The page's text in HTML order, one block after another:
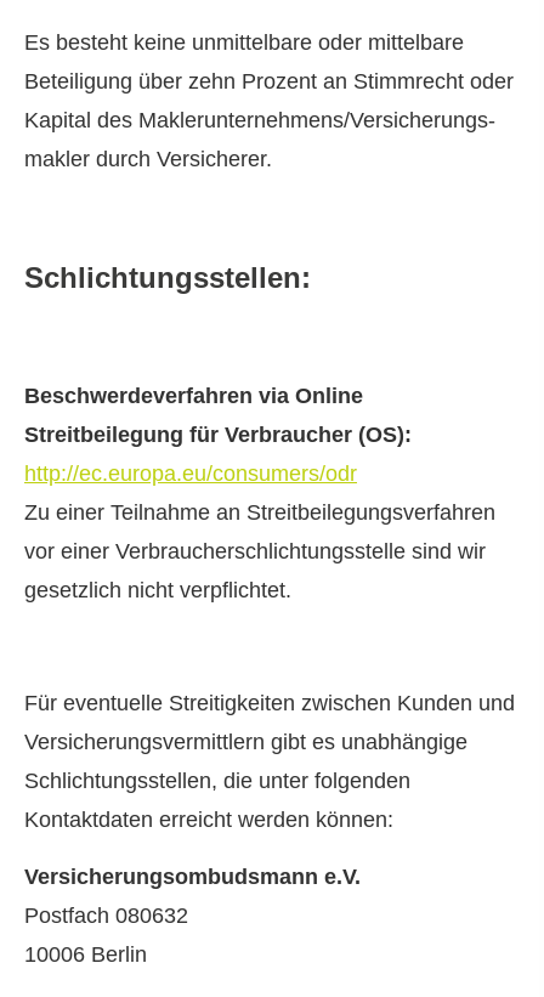
Es besteht keine unmittelbare oder mittelbare
Beteiligung über zehn Prozent an Stimmrecht oder
Kapital des Maklerunternehmens/Ver­sicherungs­
makler durch Versicherer.
Schlichtungsstellen:
Beschwerdeverfahren via Online
Streitbeilegung für Verbraucher (OS):
http://ec.europa.eu/consumers/odr
Zu einer Teilnahme an Streitbeilegungsverfahren
vor einer Verbraucherschlichtungsstelle sind wir
gesetzlich nicht verpflichtet.
Für eventuelle Streitigkeiten zwischen Kunden und
Versicherungsvermittlern gibt es unabhängige
Schlichtungsstellen, die unter folgenden
Kontaktdaten erreicht werden können:
Versicherungsombudsmann e.V.
Postfach 080632
10006 Berlin